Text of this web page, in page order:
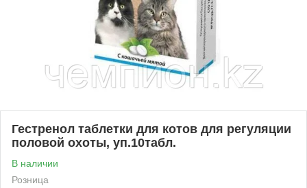
Гестренол таблетки для котов для регуляции
половой охоты, уп.10табл.
В наличии
Розница